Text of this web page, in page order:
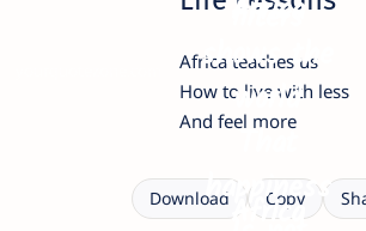
filters
Africa teaches us
How to live with less
And feel more
Africa
shows the
world
That
happiness
Download Copy
Africa